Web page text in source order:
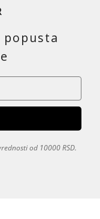
popusta
od 10000 RSD.